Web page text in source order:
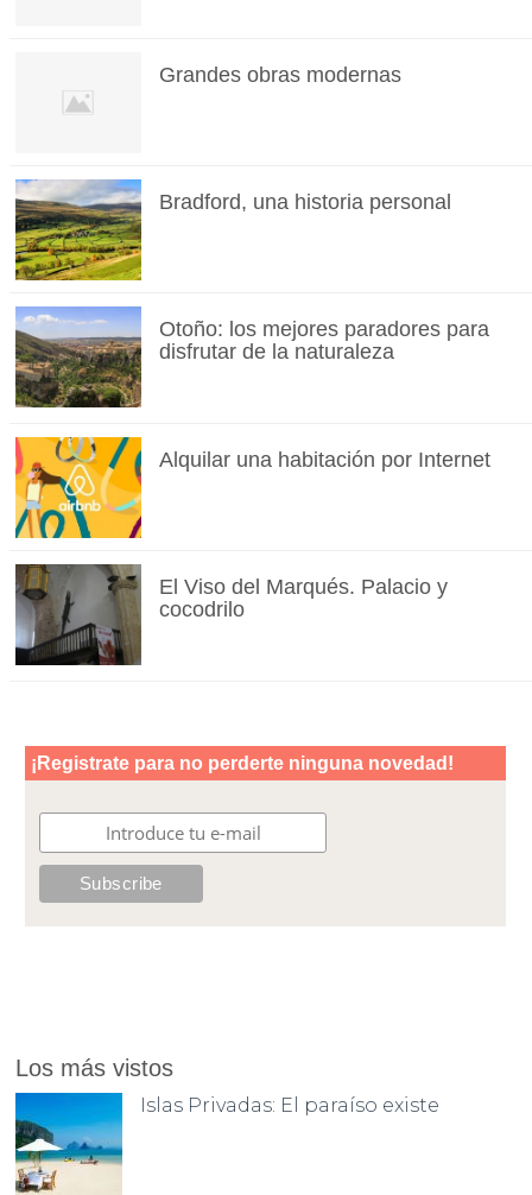
Grandes obras modernas
Bradford, una historia personal
Otoño: los mejores paradores para
disfrutar de la naturaleza
Alquilar una habitación por Internet
El Viso del Marqués. Palacio y
cocodrilo
Los más vistos
Islas Privadas: El paraíso existe